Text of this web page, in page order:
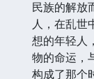
民族的解放
人，在乱世
想的年轻人
物的命运，
构成了那个